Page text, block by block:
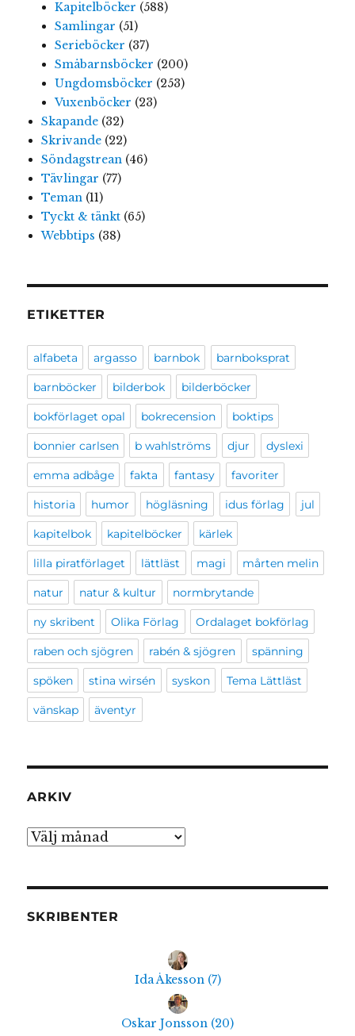
Kapitelböcker (588)
Samlingar (51)
Serieböcker (37)
Småbarnsböcker (200)
Ungdomsböcker (253)
Vuxenböcker (23)
Skapande(32)
Skrivande(22)
Söndagstrean (46)
Tävlingar (77)
Teman (11)
Tyckt & tänkt(65)
Webbtips (38)
ETIKETTER
alfabeta argasso barnbok barnboksprat
barnböcker bilderbok bilderböcker
bokförlaget opal bokrecension boktips
bonnier carlsen b wahlströms djur dyslexi
emma adbåge fakta fantasy favoriter
historia humor högläsning idus förlag jul
kapitelbok kapitelböcker kärlek
lilla piratförlaget lättläst magi mårten melin
natur natur & kultur normbrytande
ny skribent Olika Förlag Ordalaget bokförlag
raben och sjögren rabén & sjögren spänning
spöken stina wirsén syskon Tema Lättläst
vänskap äventyr
ARKIV
Arkiv
SKRIBENTER
Ida Åkesson (7)
Oskar Jonsson (20)